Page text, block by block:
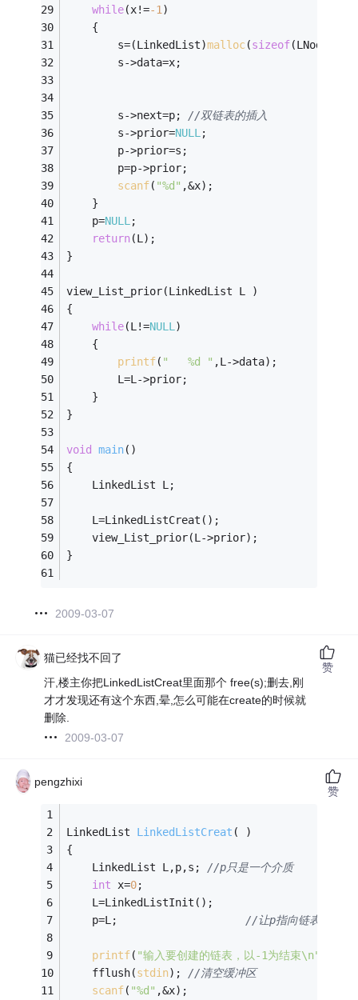
while(x!=-1)
    {
        s=(LinkedList)
malloc(sizeof(LNode));
        s->data=x;
        s->next=p;
//双链表的插入
		s->prior=
NULL;
        p->prior=s;
        p=p->prior;
scanf( "%d" ,&x);
    }
    p=
NULL;
return(L);
}
view_List_prior(LinkedList L )
{
while(L!=NULL)
	{
printf( "   %d " ,L->data);
		L=L->prior;
	}
}
void main()
{
    LinkedList L;
    L=LinkedListCreat();
	view_List_prior(L->prior);
}
2009-03-07
猫已经找不回了
汗,楼主你把LinkedListCreat里面那个 free(s);删去,刚
才才发现还有这个东西,晕,怎么可能在create的时候就
删除.
2009-03-07
赞
pengzhixi
LinkedList LinkedListCreat ( )
{
    LinkedList L,p,s;
//p只是一个介质
int x=0;
    L=LinkedListInit();
    p=L;
//让p指向链表最后一
printf( "输入要创建的链表，以-1为结束\n"
    fflush(
stdin); //清空缓冲区
scanf( "%d" ,&x);
赞